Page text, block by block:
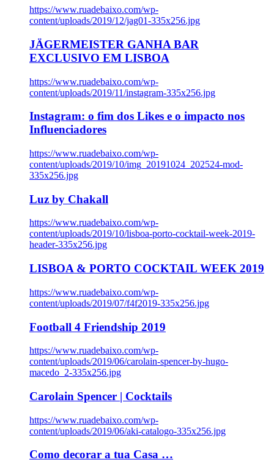
https://www.ruadebaixo.com/wp-
content/uploads/2019/12/jag01-335x256.jpg
JÄGERMEISTER GANHA BAR
EXCLUSIVO EM LISBOA
https://www.ruadebaixo.com/wp-
content/uploads/2019/11/instagram-335x256.jpg
Instagram: o fim dos Likes e o impacto nos
Influenciadores
https://www.ruadebaixo.com/wp-
content/uploads/2019/10/img_20191024_202524-mod-
335x256.jpg
Luz by Chakall
https://www.ruadebaixo.com/wp-
content/uploads/2019/10/lisboa-porto-cocktail-week-2019-
header-335x256.jpg
LISBOA & PORTO COCKTAIL WEEK 2019
https://www.ruadebaixo.com/wp-
content/uploads/2019/07/f4f2019-335x256.jpg
Football 4 Friendship 2019
https://www.ruadebaixo.com/wp-
content/uploads/2019/06/carolain-spencer-by-hugo-
macedo_2-335x256.jpg
Carolain Spencer | Cocktails
https://www.ruadebaixo.com/wp-
content/uploads/2019/06/aki-catalogo-335x256.jpg
Como decorar a tua Casa …